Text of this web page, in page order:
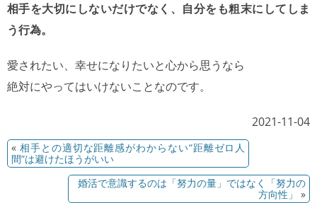
相手を大切にしないだけでなく、自分をも粗末にしてしま
う行為。
愛されたい、幸せになりたいと心から思うなら
絶対にやってはいけないことなのです。
2021-11-04
« 相手との適切な距離感がわからない“距離ゼロ人
間”は避けたほうがいい
婚活で意識するのは「努力の量」ではなく「努力の
方向性」
»